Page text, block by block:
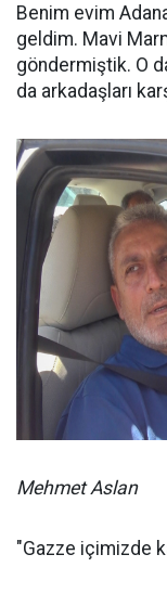
Benim evim
geldim. Mavi
göndermiştik. O
da arkadaşları
Mehmet Aslan
"Gazze içimizde